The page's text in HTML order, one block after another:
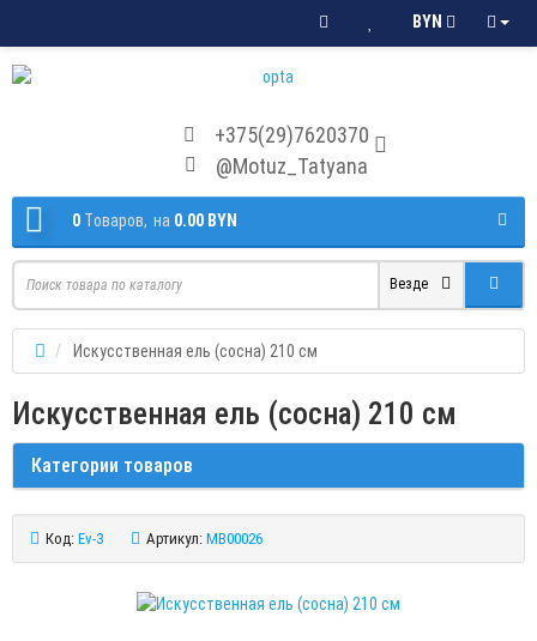
BYN
+375(29)7620370
@Motuz_Tatyana
0 Tоваров, на 0.00 BYN
Везде
Искусственная ель (сосна) 210 см
Искусственная ель (сосна) 210 см
Категории товаров
Код: Ev-3 Артикул: MB00026